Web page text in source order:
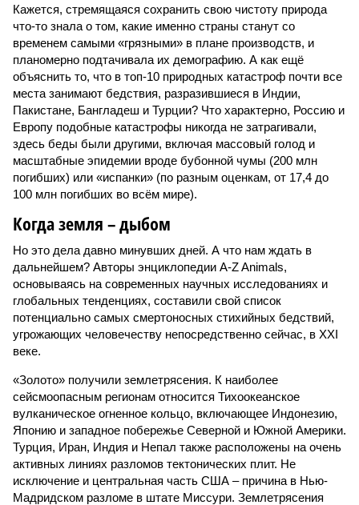
Кажется, стремящаяся сохранить свою чистоту природа
что-то знала о том, какие именно страны станут со
временем самыми «грязными» в плане производств, и
планомерно подтачивала их демографию. А как ещё
объяснить то, что в топ-10 природных катастроф почти все
места занимают бедствия, разразившиеся в Индии,
Пакистане, Бангладеш и Турции? Что характерно, Россию и
Европу подобные катастрофы никогда не затрагивали,
здесь беды были другими, включая массовый голод и
масштабные эпидемии вроде бубонной чумы (200 млн
погибших) или «испанки» (по разным оценкам, от 17,4 до
100 млн погибших во всём мире).
Когда земля – дыбом
Но это дела давно минувших дней. А что нам ждать в
дальнейшем? Авторы энциклопедии A-Z Animals,
основываясь на современных научных исследованиях и
глобальных тенденциях, составили свой список
потенциально самых смертоносных стихийных бедствий,
угрожающих человечеству непосредственно сейчас, в XXI
веке.
«Золото» получили землетрясения. К наиболее
сейсмоопасным регионам относится Тихоокеанское
вулканическое огненное кольцо, включающее Индонезию,
Японию и западное побережье Северной и Южной Америки.
Турция, Иран, Индия и Непал также расположены на очень
активных линиях разломов тектонических плит. Не
исключение и центральная часть США – причина в Нью-
Мадридском разломе в штате Миссури. Землетрясения